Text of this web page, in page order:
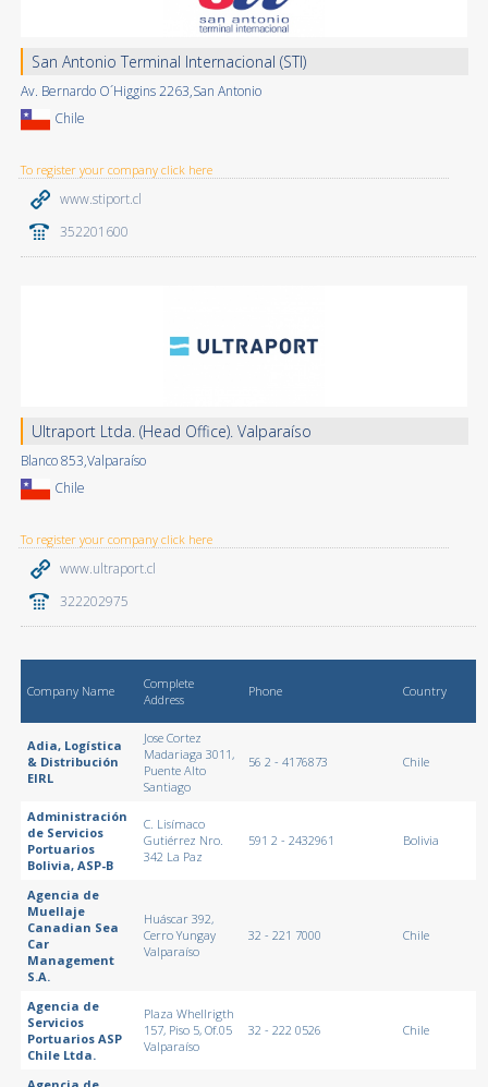
San Antonio Terminal Internacional (STI)
Av. Bernardo O´Higgins 2263,San Antonio
Chile
To register your company click here
www.stiport.cl
352201600
Ultraport Ltda. (Head Office). Valparaíso
Blanco 853,Valparaíso
Chile
To register your company click here
www.ultraport.cl
322202975
Company Name
Complete
Address
Phone Country
Adia, Logística
& Distribución
EIRL
Jose Cortez
Madariaga 3011,
Puente Alto
Santiago
56 2 - 4176873 Chile
Administración
de Servicios
Portuarios
Bolivia, ASP-B
C. Lisímaco
Gutiérrez Nro.
342 La Paz
591 2 - 2432961 Bolivia
Agencia de
Muellaje
Canadian Sea
Car
Management
S.A.
Huáscar 392,
Cerro Yungay
Valparaíso
32 - 221 7000 Chile
Agencia de
Servicios
Portuarios ASP
Chile Ltda.
Plaza Whellrigth
157, Piso 5, Of.05
Valparaíso
32 - 222 0526 Chile